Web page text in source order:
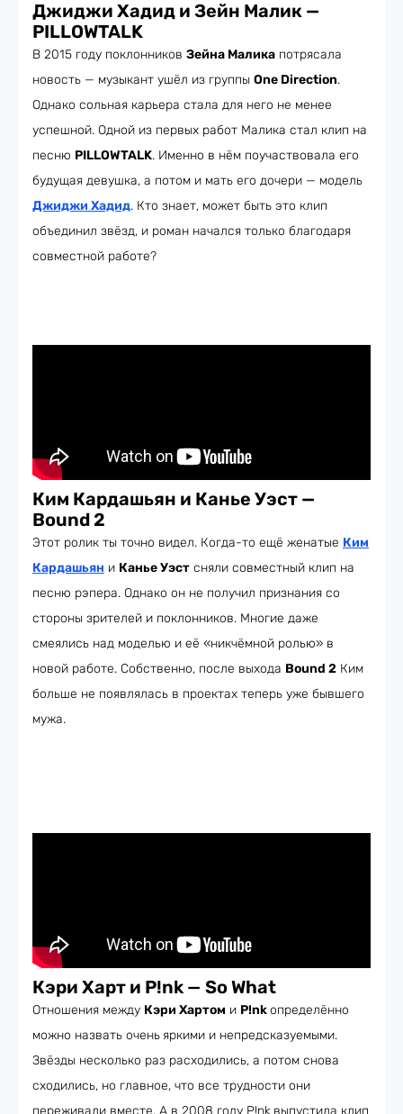
Джиджи Хадид и Зейн Малик —
PILLOWTALK
В 2015 году поклонников Зейна Малика потрясала
новость — музыкант ушёл из группы One Direction.
Однако сольная карьера стала для него не менее
успешной. Одной из первых работ Малика стал клип на
песню PILLOWTALK. Именно в нём поучаствовала его
будущая девушка, а потом и мать его дочери — модель
Джиджи Хадид. Кто знает, может быть это клип
объединил звёзд, и роман начался только благодаря
совместной работе?
Ким Кардашьян и Канье Уэст —
Bound 2
Этот ролик ты точно видел. Когда-то ещё женатые Ким
Кардашьян и Канье Уэст сняли совместный клип на
песню рэпера. Однако он не получил признания со
стороны зрителей и поклонников. Многие даже
смеялись над моделью и её «никчёмной ролью» в
новой работе. Собственно, после выхода Bound 2 Ким
больше не появлялась в проектах теперь уже бывшего
мужа.
Кэри Харт и P!nk — So What
Отношения между Кэри Хартом и P!nkопределённо
можно назвать очень яркими и непредсказуемыми.
Звёзды несколько раз расходились, а потом снова
сходились, но главное, что все трудности они
переживали вместе. А в 2008 году P!nk выпустила клип